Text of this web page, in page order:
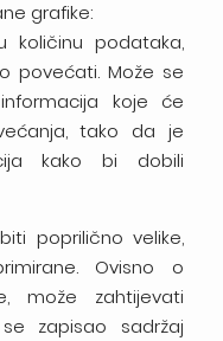
grafike:
količinu podataka,
povećati. Može se
koje će
tako da je
kako bi dobili
poprilično velike,
Ovisno o
može zahtijevati
zapisao sadržaj